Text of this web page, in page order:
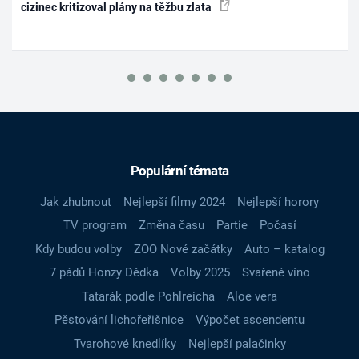
cizinec kritizoval plány na těžbu zlata
Populární témata
Jak zhubnout Nejlepší filmy 2024
Nejlepší horory
TV program
Změna času Partie
Počasí
Kdy budou volby
ZOO Nové začátky
Auto – katalog
7 pádů Honzy Dědka
Volby 2025
Svařené víno
Tatarák podle Pohlreicha
Aloe vera
Pěstování lichořeřišnice
Výpočet ascendentu
Tvarohové knedlíky
Nejlepší palačinky